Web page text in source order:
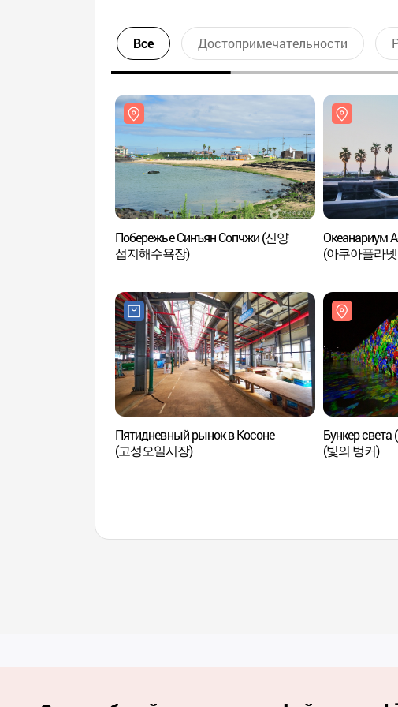
Все Достопримечательности
Побережье Синъян Сопчжи (신양
섭지해수욕장)
Океанариум
(아쿠아플라
Пятидневный рынок в Косоне
(고성오일시장)
Бункер света
(빛의 벙커)